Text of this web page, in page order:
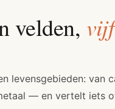
velden,
levensgebieden:
— en vertelt iets